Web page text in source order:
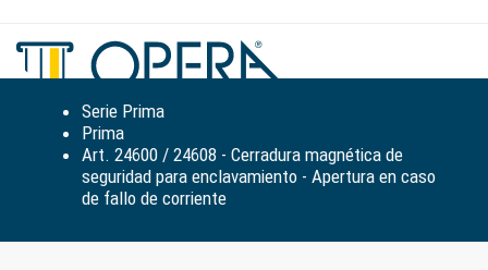
la
Serie Prima
Prima
Art. 24600 / 24608 - Cerradura magnética de
seguridad para enclavamiento - Apertura en caso
de fallo de corriente